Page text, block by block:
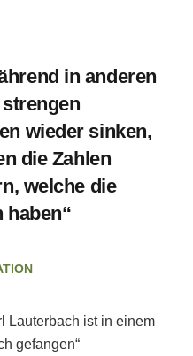
in anderen
wieder sinken,
die Zahlen
welche die
haben“
Lauterbach ist in einem
gefangen“